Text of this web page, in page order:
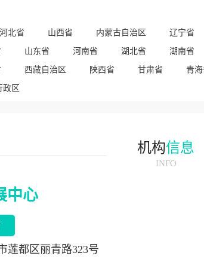
河北省 山西省 内蒙古自治区 辽宁省
山东省 河南省 湖北省 湖南省
西藏自治区 陕西省 甘肃省 青海
政区
机构信息
INFO
中心
莲都区丽青路323号